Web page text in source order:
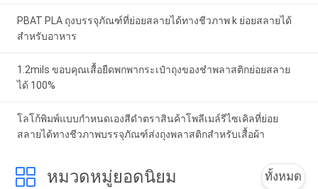
PBAT PLA ถุงบรรจุภัณฑ์ที่ย่อยสลายได้ทางชีวภาพ k ย่อยสลายได้
สำหรับอาหาร
1.2mils ขอบคุณเสื้อยืดพกพากระเป๋าถุงของชำพลาสติกย่อยสลาย
ได้ 100%
โลโก้พิมพ์แบบกำหนดเองสีดำตราสินค้าโพลีเมล์รีไซเคิลที่ย่อย
สลายได้ทางชีวภาพบรรจุภัณฑ์ส่งถุงพลาสติกสำหรับเสื้อผ้า
หมวดหมู่ยอดนิยม ทั้งหมด